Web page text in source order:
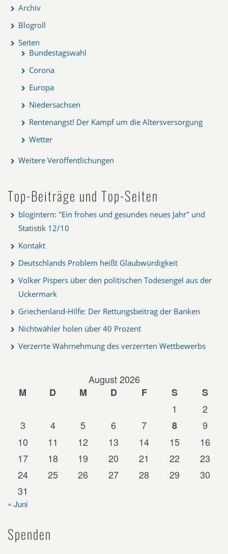
Archiv
Blogroll
Seiten
Bundestagswahl
Corona
Europa
Niedersachsen
Rentenangst! Der Kampf um die Altersversorgung
Wetter
Weitere Veröffentlichungen
Top-Beiträge und Top-Seiten
blogintern: "Ein frohes und gesundes neues Jahr" und
Statistik 12/10
Kontakt
Deutschlands Problem heißt Glaubwürdigkeit
Volker Pispers über den politischen Todesengel aus der
Uckermark
Griechenland-Hilfe: Der Rettungsbeitrag der Banken
Nichtwähler holen über 40 Prozent
Verzerrte Wahrnehmung des verzerrten Wettbewerbs
August 2026
M
D M D F S
S
1
2
3
4 5 6 7 8
9
10
11 12 13 14 15
16
17
18 19 20 21 22
23
24
25 26 27 28 29
30
31
« Juni
Spenden